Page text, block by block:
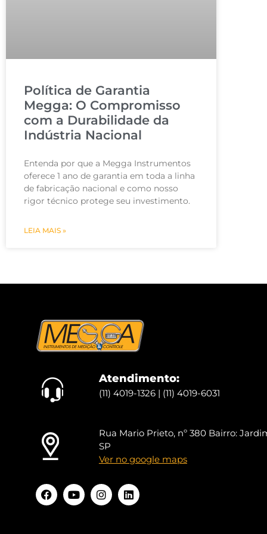
Política de Garantia
Megga: O Compromisso
com a Durabilidade da
Indústria Nacional
Entenda por que a Megga Instrumentos
oferece 1 ano de garantia em toda a linha
de fabricação nacional e como nosso
rigor técnico protege seu investimento.
LEIA MAIS »
Atendimento:
(11) 4019-1326 | (11) 4019-6031
Rua Mario Prieto, nº 380 Bairro:
SP
Ver no google maps